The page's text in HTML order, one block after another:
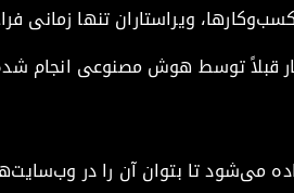
می‌شود تا بتوان آن را در